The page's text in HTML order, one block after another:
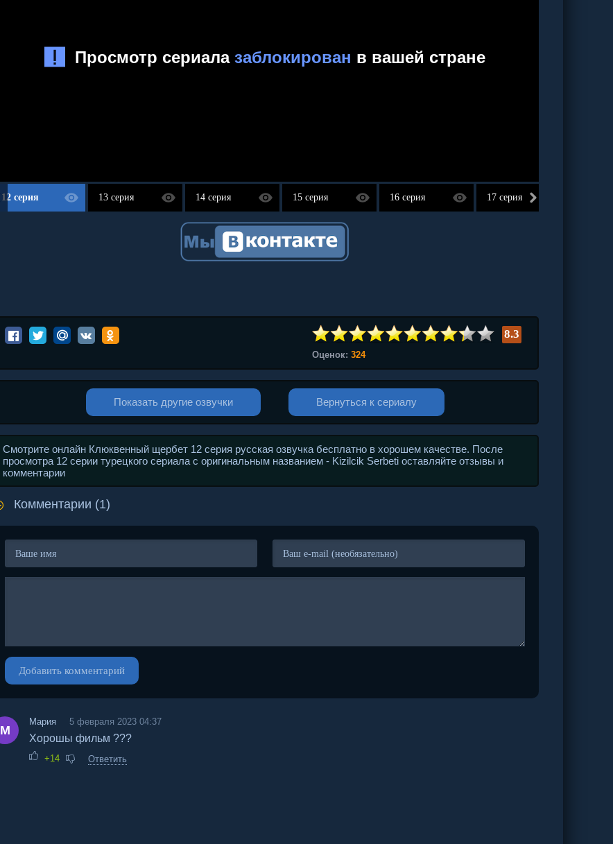
12 серия 13 серия 14 серия 15 серия 16 серия 17 серия
8.3
Оценок: 324
Показать другие озвучки Вернуться к сериалу
Смотрите онлайн Клюквенный щербет 12 серия русская озвучка бесплатно в хорошем качестве. После
просмотра 12 серии турецкого сериала с оригинальным названием - Kizilcik Serbeti оставляйте отзывы и
комментарии
Комментарии (1)
Добавить комментарий
М
Мария 5 февраля 2023 04:37
Хорошы фильм ???
+14 Ответить